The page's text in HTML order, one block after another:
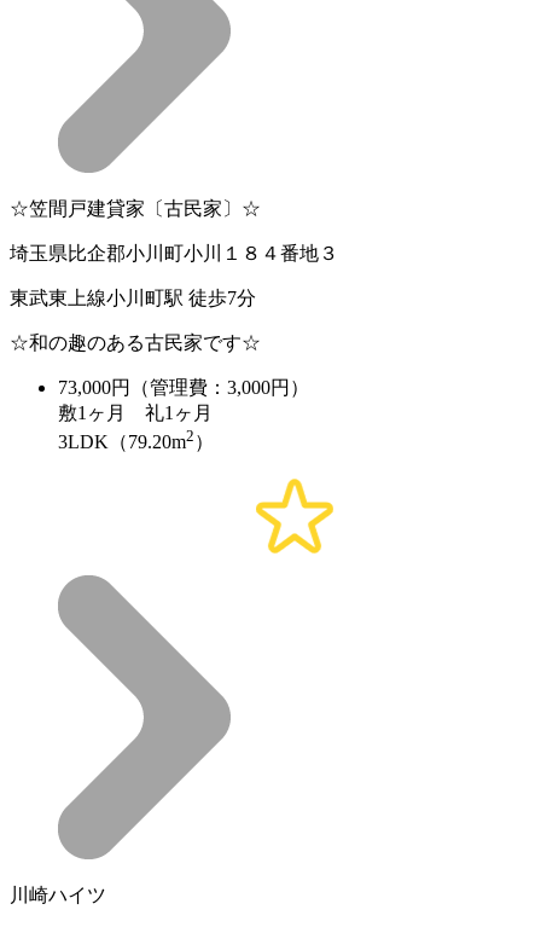
☆笠間戸建貸家〔古民家〕☆
埼玉県比企郡小川町小川１８４番地３
東武東上線小川町駅 徒歩7分
☆和の趣のある古民家です☆
73,000円（管理費：3,000円）
敷1ヶ月 礼1ヶ月
3LDK（79.20m2 ）
川崎ハイツ